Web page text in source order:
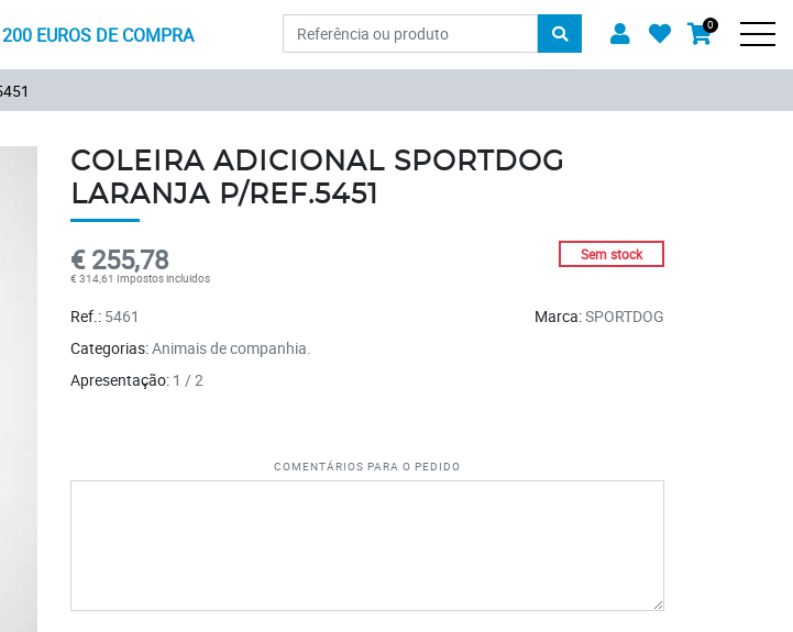
EUROS DE COMPRA UsuárioFavoritos
0
Produto
COLEIRA ADICIONAL SPORTDOG
LARANJA P/REF.5451
€ 255,78
€ 314,61 Impostos incluidos
Sem stock
Ref.: 5461 Marca:SPORTDOG
Categorias:Animais de companhia
Apresentação: 1 / 2
Comentários para o pedido